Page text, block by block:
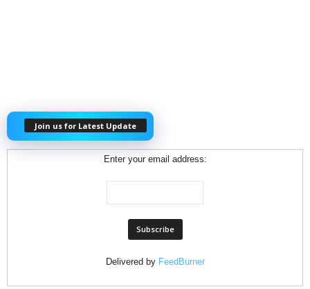
Join us for Latest Update
Enter your email address:
Delivered by FeedBurner